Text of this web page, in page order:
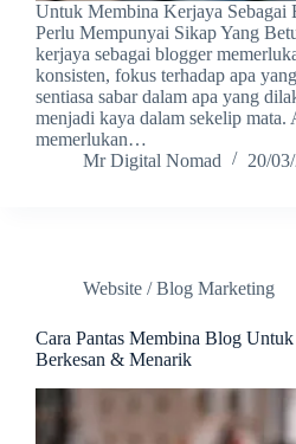
Untuk Membina Kerjaya Sebagai
Perlu Mempunyai Sikap Yang
kerjaya sebagai blogger
konsisten, fokus terhadap apa
sentiasa sabar dalam apa yang
menjadi kaya dalam sekelip mata.
memerlukan…
Mr Digital Nomad
20/
Website / Blog Marketing
Cara Pantas Membina Blog
Berkesan & Menarik